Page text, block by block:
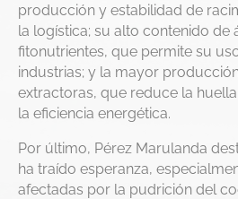
producción y estabilidad de
la logística; su alto contenido de
fitonutrientes, que permite su
industrias; y la mayor
extractoras, que reduce la
la eficiencia energética.
Por último, Pérez Marulanda
ha traído esperanza,
afectadas por la pudrición del